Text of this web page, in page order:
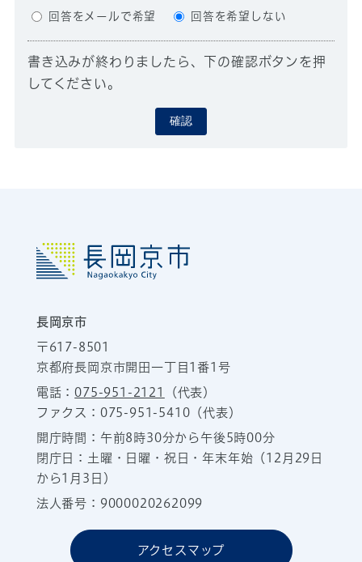
回答をメールで希望 回答を希望しない
書き込みが終わりましたら、下の確認ボタンを押
してください。
確認
長岡京市
〒617-8501
京都府長岡京市開田一丁目1番1号
電話：075-951-2121
（代表）
ファクス：075-951-5410（代表）
開庁時間：午前8時30分から午後5時00分
閉庁日：土曜・日曜・祝日・年末年始（12月29日
から1月3日）
法人番号：9000020262099
アクセスマップ